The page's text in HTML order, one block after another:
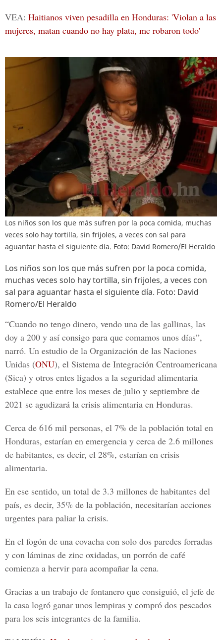
VEA: Haitianos viven pesadilla en Honduras: 'Violan a las
mujeres, matan cuando no hay plata, me robaron todo'
Los niños son los que más sufren por la poca comida, muchas
veces solo hay tortilla, sin frijoles, a veces con sal para
aguantar hasta el siguiente día. Foto: David Romero/El Heraldo
Los niños son los que más sufren por la poca comida,
muchas veces solo hay tortilla, sin frijoles, a veces con
sal para aguantar hasta el siguiente día. Foto: David
Romero/El Heraldo
“Cuando no tengo dinero, vendo una de las gallinas, las
doy a 200 y así consigo para que comamos unos días”,
narró. Un estudio de la Organización de las Naciones
Unidas (ONU), el Sistema de Integración Centroamericana
(Sica) y otros entes ligados a la seguridad alimentaria
establece que entre los meses de julio y septiembre de
2021 se agudizará la crisis alimentaria en Honduras.
Cerca de 616 mil personas, el 7% de la población total en
Honduras, estarían en emergencia y cerca de 2.6 millones
de habitantes, es decir, el 28%, estarían en crisis
alimentaria.
En ese sentido, un total de 3.3 millones de habitantes del
país, es decir, 35% de la población, necesitarían acciones
urgentes para paliar la crisis.
En el fogón de una covacha con solo dos paredes forradas
y con láminas de zinc oxidadas, un porrón de café
comienza a hervir para acompañar la cena.
Gracias a un trabajo de fontanero que consiguió, el jefe de
la casa logró ganar unos lempiras y compró dos pescados
para los seis integrantes de la familia.